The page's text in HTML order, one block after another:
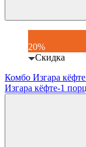
20%
Скидка
Комбо Изгара
Изгара кёфте-1